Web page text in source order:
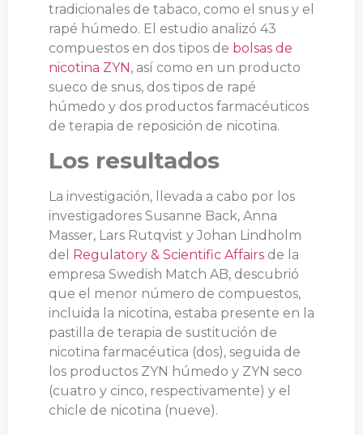
tradicionales de tabaco, como el snus y el
rapé húmedo. El estudio analizó 43
compuestos en dos tipos de bolsas de
nicotina ZYN, así como en un producto
sueco de snus, dos tipos de rapé
húmedo y dos productos farmacéuticos
de terapia de reposición de nicotina.
Los resultados
La investigación, llevada a cabo por los
investigadores Susanne Back, Anna
Masser, Lars Rutqvist y Johan Lindholm
del
Regulatory & Scientific Affairs de la
empresa Swedish Match AB, descubrió
que el menor número de compuestos,
incluida la nicotina, estaba presente en la
pastilla de terapia de sustitución de
nicotina farmacéutica (dos), seguida de
los productos ZYN húmedo y ZYN seco
(cuatro y cinco, respectivamente) y el
chicle de nicotina (nueve).